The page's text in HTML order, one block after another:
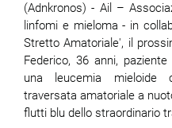
(Adnkronos) - Ail –
linfomi e mieloma - in
Stretto Amatoriale', il
Federico, 36 anni,
una leucemia mieloide
traversata amatoriale a
flutti blu dello straordinario